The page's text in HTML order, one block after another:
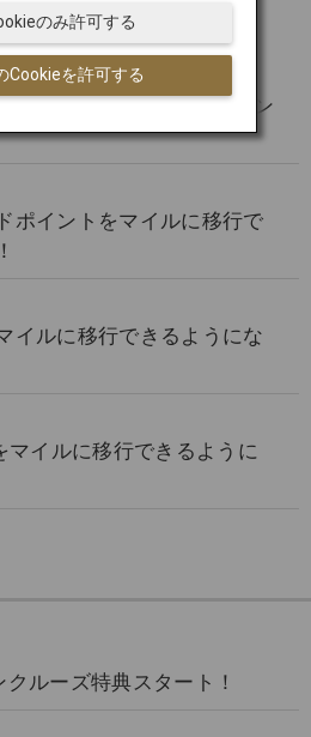
お買い物でマイルがたま
Wellness ＆ Travelキャン
ポイントをマイルに移行で
イルに移行できるようにな
マイルに移行できるように
ルーズ特典スタート！
Cookieを許可する
のみ許可する